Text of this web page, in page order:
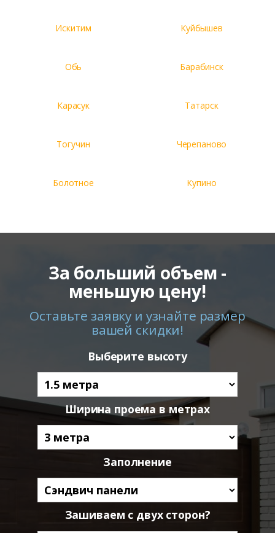
Искитим Куйбышев
Обь Барабинск
Карасук Татарск
Тогучин Черепаново
Болотное Купино
За больший объем -
меньшую цену!
Оставьте заявку и узнайте размер
вашей скидки!
Выберите высоту
Ширина проема в метрах
Заполнение
Зашиваем с двух сторон?